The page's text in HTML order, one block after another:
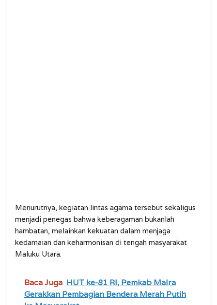
Menurutnya, kegiatan lintas agama tersebut sekaligus
menjadi penegas bahwa keberagaman bukanlah
hambatan, melainkan kekuatan dalam menjaga
kedamaian dan keharmonisan di tengah masyarakat
Maluku Utara.
Baca Juga HUT ke-81 RI, Pemkab Malra
Gerakkan Pembagian Bendera Merah Putih